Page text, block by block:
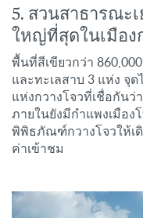
5. สวนสาธารณะ
ใหญ่ที่สุดในเมือง
พื้นที่สีเขียวกว่า
และทะเลสาบ 3 แห่ง
แห่งกวางโจวที่เชื่อกัน
ภายในยังมีกำแพงเมือ
พิพิธภัณฑ์กวางโจวให้เ
ค่าเข้าชม